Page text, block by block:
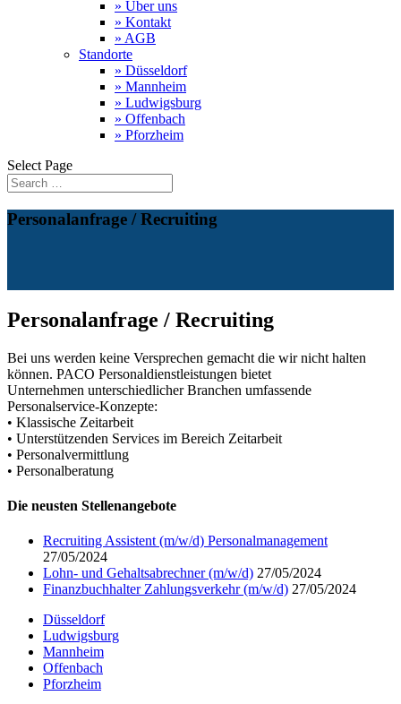
» Über uns
» Kontakt
» AGB
Standorte
» Düsseldorf
» Mannheim
» Ludwigsburg
» Offenbach
» Pforzheim
Select Page
Personalanfrage / Recruiting
Personalanfrage / Recruiting
Bei uns werden keine Versprechen gemacht die wir nicht halten
können. PACO Personaldienstleistungen bietet
Unternehmen unterschiedlicher Branchen umfassende
Personalservice-Konzepte:
• Klassische Zeitarbeit
• Unterstützenden Services im Bereich Zeitarbeit
• Personalvermittlung
• Personalberatung
Die neusten Stellenangebote
Recruiting Assistent (m/w/d) Personalmanagement
27/05/2024
Lohn- und Gehaltsabrechner (m/w/d) 27/05/2024
Finanzbuchhalter Zahlungsverkehr (m/w/d) 27/05/2024
Düsseldorf
Ludwigsburg
Mannheim
Offenbach
Pforzheim